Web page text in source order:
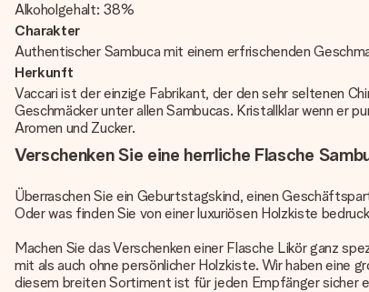
Alkoholgehalt: 38%
Charakter
Authentischer Sambuca mit einem erfrischenden
Herkunft
Vaccari ist der einzige Fabrikant, der den sehr seltenen
Geschmäcker unter allen Sambucas. Kristallklar wenn er
Aromen und Zucker.
Verschenken Sie eine herrliche Flasche
Überraschen Sie ein Geburtstagskind, einen
Oder was finden Sie von einer luxuriösen Holzkiste
Machen Sie das Verschenken einer Flasche Likör ganz
mit als auch ohne persönlicher Holzkiste. Wir haben eine
diesem breiten Sortiment ist für jeden Empfänger sicher